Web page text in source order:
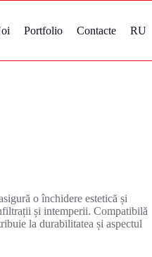
Portfolio Contacte RU
o închidere estetică și
și intemperii. Compatibilă
la durabilitatea și aspectul